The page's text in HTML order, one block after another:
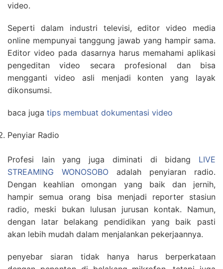
video.
Seperti dalam industri televisi, editor video media
online mempunyai tanggung jawab yang hampir sama.
Editor video pada dasarnya harus memahami aplikasi
pengeditan video secara profesional dan bisa
mengganti video asli menjadi konten yang layak
dikonsumsi.
baca juga tips membuat dokumentasi video
Penyiar Radio
Profesi lain yang juga diminati di bidang LIVE
STREAMING WONOSOBO adalah penyiaran radio.
Dengan keahlian omongan yang baik dan jernih,
hampir semua orang bisa menjadi reporter stasiun
radio, meski bukan lulusan jurusan kontak. Namun,
dengan latar belakang pendidikan yang baik pasti
akan lebih mudah dalam menjalankan pekerjaannya.
penyebar siaran tidak hanya harus berperkataan